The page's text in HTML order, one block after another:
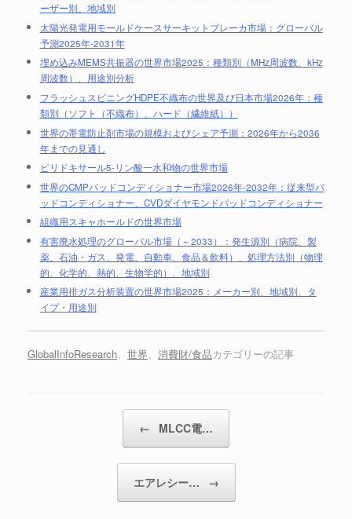
ーザー別、地域別
太陽光発電用モールドケースサーキットブレーカ市場：グローバル
予測2025年-2031年
埋め込みMEMS共振器の世界市場2025：種類別（MHz周波数、kHz
周波数）、用途別分析
フラッシュスピニングHDPE不織布の世界及び日本市場2026年：種
類別（ソフト（不織布）、ハード（繊維紙））
世界の帯電防止剤市場の規模およびシェア予測：2026年から2036
年までの見通し
ピリドキサール5-リン酸一水和物の世界市場
世界のCMPパッドコンディショナー市場2026年-2032年：従来型パ
ッドコンディショナー、CVDダイヤモンドパッドコンディショナー
組織用スキャホールドの世界市場
有害廃水処理のグローバル市場（～2033）：発生源別（病院、製
薬、石油・ガス、発電、自動車、食品＆飲料）、処理方法別（物理
的、化学的、熱的、生物学的）、地域別
産業用排ガス分析装置の世界市場2025：メーカー別、地域別、タ
イプ・用途別
GlobalInfoResearch、 世界、 消費財/食品カテゴリーの記事
← MLCC電…
エアレシー… →